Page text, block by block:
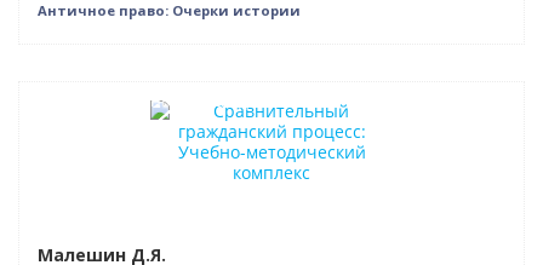
Античное право: Очерки истории
Индивидуальный подход
Малешин Д.Я.